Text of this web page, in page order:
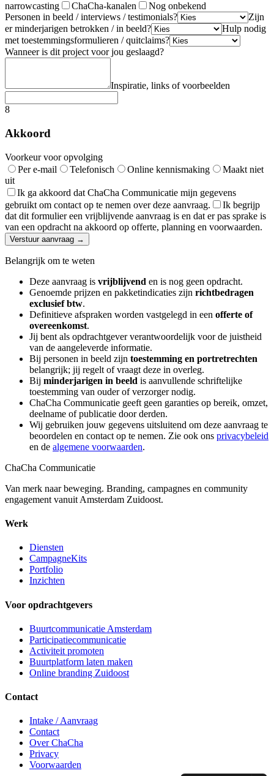
narrowcasting
ChaCha-kanalen
Nog onbekend
Personen in beeld / interviews / testimonials?
Zijn
er minderjarigen betrokken / in beeld?
Hulp nodig
met toestemmingsformulieren / quitclaims?
Wanneer is dit project voor jou geslaagd?
Inspiratie, links of voorbeelden
8
Akkoord
Voorkeur voor opvolging
Per e-mail
Telefonisch Online kennismaking
Maakt niet
uit
Ik ga akkoord dat ChaCha Communicatie mijn gegevens
gebruikt om contact op te nemen over deze aanvraag.
Ik begrijp
dat dit formulier een vrijblijvende aanvraag is en dat er pas sprake is
van een opdracht na akkoord op offerte, planning en voorwaarden.
Verstuur aanvraag →
Belangrijk om te weten
Deze aanvraag is vrijblijvend en is nog geen opdracht.
Genoemde prijzen en pakketindicaties zijn richtbedragen
exclusief btw.
Definitieve afspraken worden vastgelegd in een offerte of
overeenkomst.
Jij bent als opdrachtgever verantwoordelijk voor de juistheid
van de aangeleverde informatie.
Bij personen in beeld zijn toestemming en portretrechten
belangrijk; jij regelt of vraagt deze in overleg.
Bij minderjarigen in beeld is aanvullende schriftelijke
toestemming van ouder of verzorger nodig.
ChaCha Communicatie geeft geen garanties op bereik, omzet,
deelname of publicatie door derden.
Wij gebruiken jouw gegevens uitsluitend om deze aanvraag te
beoordelen en contact op te nemen. Zie ook ons privacybeleid
en de algemene voorwaarden.
ChaCha Communicatie
Van merk naar beweging. Branding, campagnes en community
engagement vanuit Amsterdam Zuidoost.
Werk
Diensten
CampagneKits
Portfolio
Inzichten
Voor opdrachtgevers
Buurtcommunicatie Amsterdam
Participatiecommunicatie
Activiteit promoten
Buurtplatform laten maken
Online branding Zuidoost
Contact
Intake / Aanvraag
Contact
Over ChaCha
Privacy
Voorwaarden